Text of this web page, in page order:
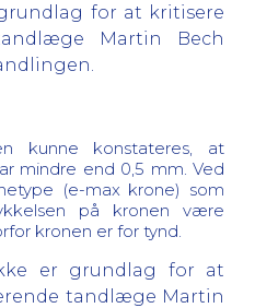
for at kritisere
Martin Bech
kunne konstateres, at
mindre end 0,5 mm. Ved
(e-max krone) som
på kronen være
kronen er for tynd.
er grundlag for at
tandlæge Martin